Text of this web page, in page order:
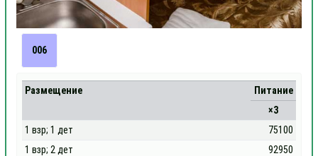
006
Размещение
Питание
×3
1 взр; 1 дет
75100
1 взр; 2 дет
92950